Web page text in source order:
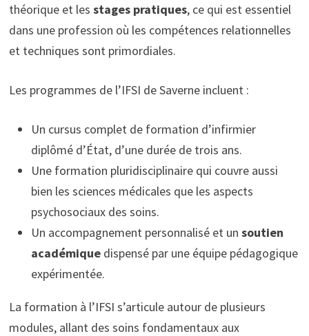
théorique et les stages pratiques, ce qui est essentiel
dans une profession où les compétences relationnelles
et techniques sont primordiales.
Les programmes de l’IFSI de Saverne incluent :
Un cursus complet de formation d’infirmier
diplômé d’État, d’une durée de trois ans.
Une formation pluridisciplinaire qui couvre aussi
bien les sciences médicales que les aspects
psychosociaux des soins.
Un accompagnement personnalisé et un soutien
académiquedispensé par une équipe pédagogique
expérimentée.
La formation à l’IFSI s’articule autour de plusieurs
modules, allant des soins fondamentaux aux